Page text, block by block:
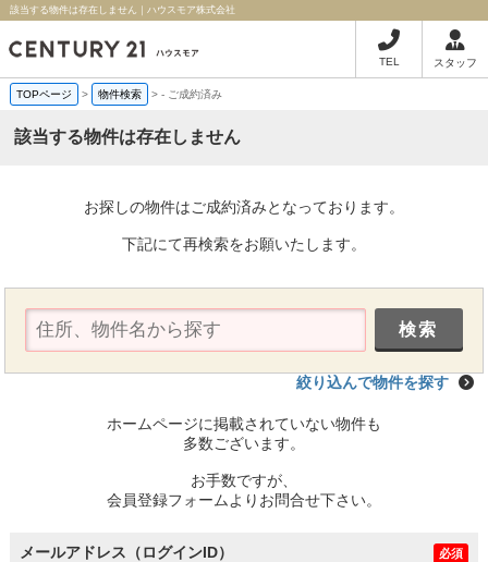
該当する物件は存在しません｜ハウスモア株式会社
TEL スタッフ
TOPページ > 物件検索 >- ご成約済み
該当する物件は存在しません
お探しの物件はご成約済みとなっております。
下記にて再検索をお願いたします。
絞り込んで物件を探す
ホームページに掲載されていない物件も
多数ございます。
お手数ですが、
会員登録フォームよりお問合せ下さい。
メールアドレス（ログインID） 必須